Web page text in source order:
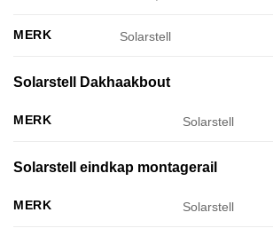
MERK Solarstell
Solarstell Dakhaakbout
MERK Solarstell
Solarstell eindkap montagerail
MERK Solarstell